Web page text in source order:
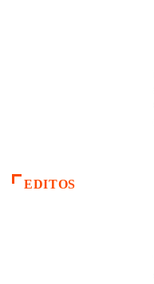
EDITOS